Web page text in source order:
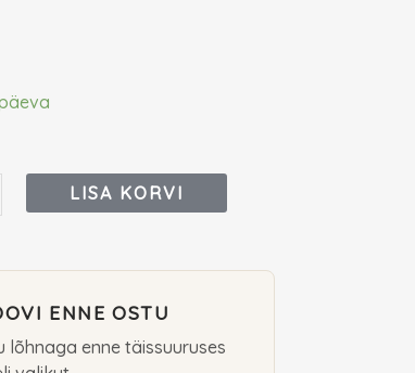
LISA KORVI
ENNE OSTU
lõhnaga enne täissuuruses